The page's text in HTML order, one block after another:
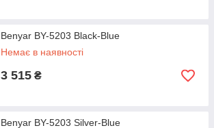
Benyar BY-5203 Black-Blue
Немає в наявності
3 515 ₴
Benyar BY-5203 Silver-Blue